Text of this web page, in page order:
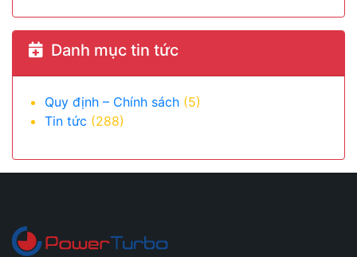
Danh mục tin tức
Quy định – Chính sách (5)
Tin tức (288)